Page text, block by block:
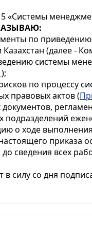
«Системы
по
(далее -
системы
);
по процессу
правовых актов (
подразделений
о ходе
приказа
сведения всех
в силу со дня